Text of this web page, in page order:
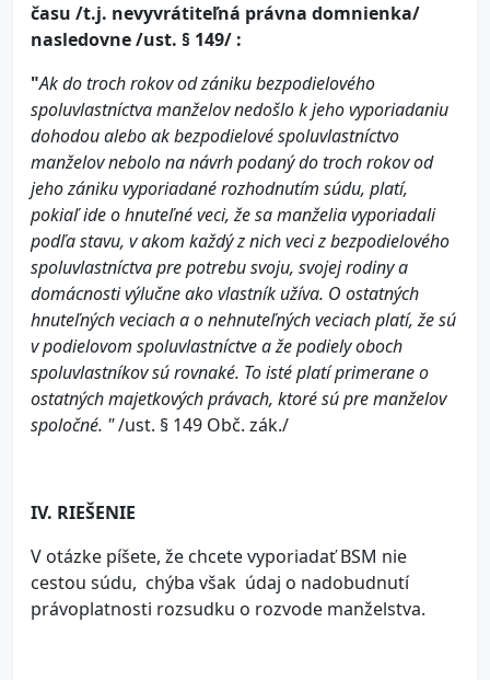
času /t.j. nevyvrátiteľná právna domnienka/
nasledovne /ust. § 149/ :
"Ak do troch rokov od zániku bezpodielového
spoluvlastníctva manželov nedošlo k jeho vyporiadaniu
dohodou alebo ak bezpodielové spoluvlastníctvo
manželov nebolo na návrh podaný do troch rokov od
jeho zániku vyporiadané rozhodnutím súdu, platí,
pokiaľ ide o hnuteľné veci, že sa manželia vyporiadali
podľa stavu, v akom každý z nich veci z bezpodielového
spoluvlastníctva pre potrebu svoju, svojej rodiny a
domácnosti výlučne ako vlastník užíva. O ostatných
hnuteľných veciach a o nehnuteľných veciach platí, že sú
v podielovom spoluvlastníctve a že podiely oboch
spoluvlastníkov sú rovnaké. To isté platí primerane o
ostatných majetkových právach, ktoré sú pre manželov
spoločné. "/ust. § 149 Obč. zák./
IV. RIEŠENIE
V otázke píšete, že chcete vyporiadať BSM nie
cestou súdu, chýba však údaj o nadobudnutí
právoplatnosti rozsudku o rozvode manželstva.